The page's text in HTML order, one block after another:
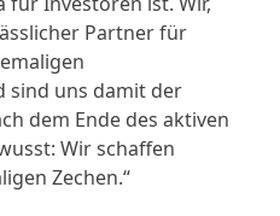
Partner für
sind uns damit der
dem Ende des aktiven
Wir schaffen
Zechen.“